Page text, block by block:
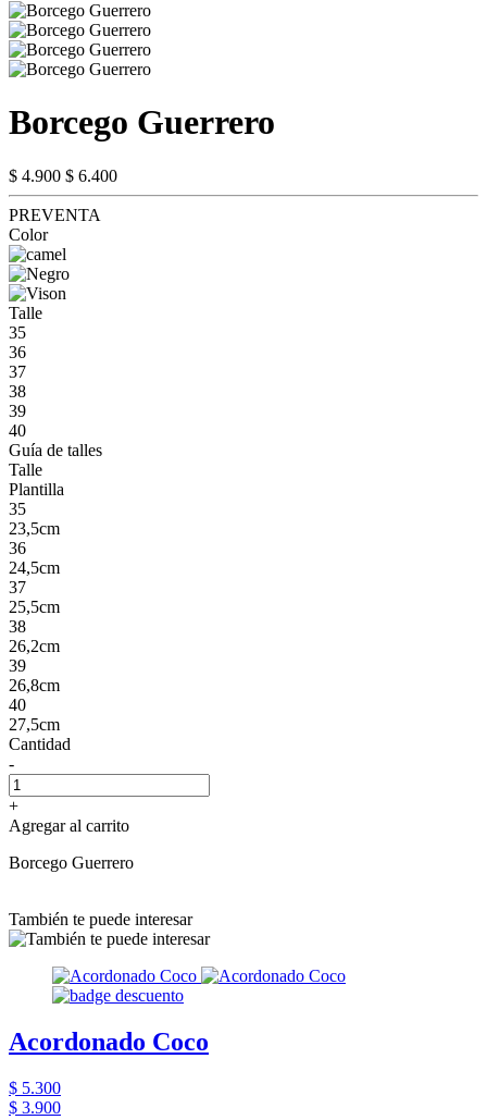
Borcego Guerrero
$ 4.900 $ 6.400
PREVENTA
Color
Talle
35
36
37
38
39
40
Guía de talles
Talle
Plantilla
35
23,5cm
36
24,5cm
37
25,5cm
38
26,2cm
39
26,8cm
40
27,5cm
Cantidad
-
+
Agregar al carrito
Borcego Guerrero
También te puede interesar
Acordonado Coco
$ 5.300
$ 3.900